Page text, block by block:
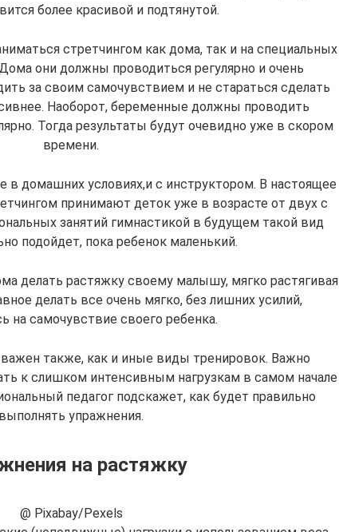
более красивой и подтянутой.
стретчингом как дома, так и на специальных
они должны проводиться регулярно и очень
за своим самочувствием и не стараться сделать
Наоборот, беременные должны проводить
Тогда результаты будут очевидно уже в скором
времени.
домашних условиях,и с инструктором. В настоящее
принимают деток уже в возрасте от двух с
занятий гимнастикой в будущем такой вид
подойдет, пока ребенок маленький.
делать растяжку своему малышу, мягко растягивая
делать все очень мягко, без лишних усилий,
на самочувствие своего ребенка.
также, как и иные виды тренировок. Важно
к слишком интенсивным нагрузкам в самом начале
педагог подскажет, как будет правильно
выполнять упражнения.
на растяжку
@ Pixabay/Pexels